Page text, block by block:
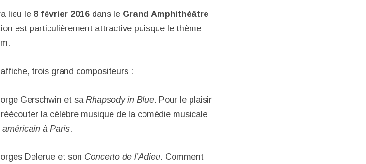
lieu le 8 février 2016 dans le Grand Amphithéâtre
est particulièrement attractive puisque le thème
trois grand compositeurs :
Gerschwin et sa Rhapsody in Blue. Pour le plaisir
la célèbre musique de la comédie musicale
américain à Paris.
Delerue et son Concerto de l’Adieu. Comment